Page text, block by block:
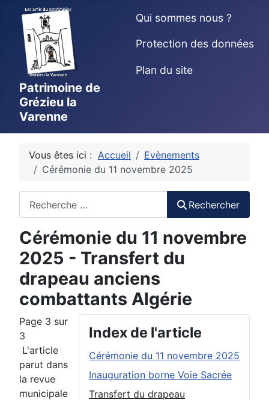
Patrimoine de
Grézieu la
Varenne
Qui sommes nous ?
Protection des données
Plan du site
Vous êtes ici : Accueil
Evènements
Cérémonie du 11 novembre 2025
Rechercher
Cérémonie du 11 novembre
2025 - Transfert du
drapeau anciens
combattants Algérie
Index de l'article
Cérémonie du 11 novembre 2025
Inauguration borne Voie Sacrée
Transfert du drapeau
Page 3 sur
3
L'article
parut dans
la revue
municipale